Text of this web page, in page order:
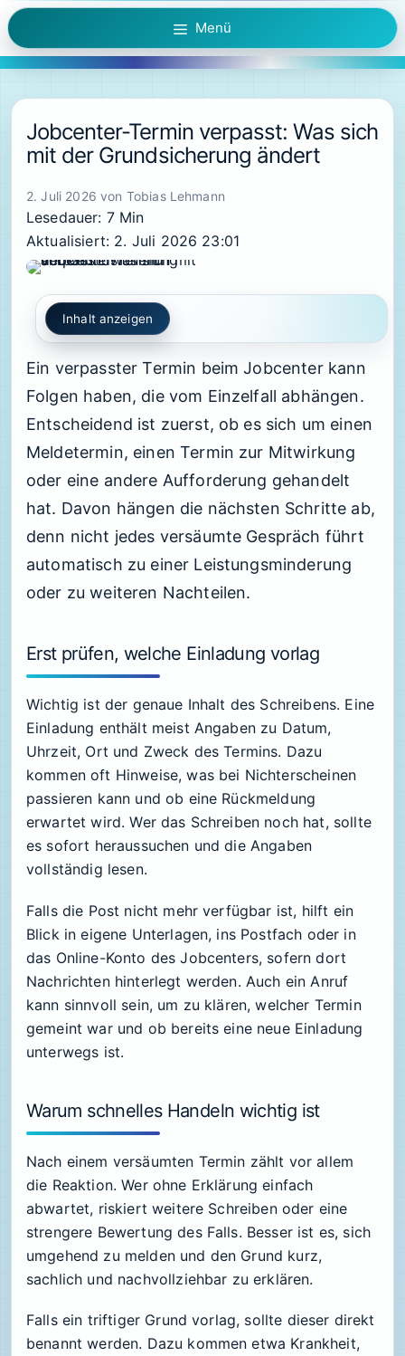
Zum
Inhalt
springen
Menü
Jobcenter-Termin verpasst: Was sich
mit der Grundsicherung ändert
2. Juli 2026 von Tobias Lehmann
Lesedauer: 7 Min
Aktualisiert: 2. Juli 2026 23:01
Inhalt anzeigen
Ein verpasster Termin beim Jobcenter kann
Folgen haben, die vom Einzelfall abhängen.
Entscheidend ist zuerst, ob es sich um einen
Meldetermin, einen Termin zur Mitwirkung
oder eine andere Aufforderung gehandelt
hat. Davon hängen die nächsten Schritte ab,
denn nicht jedes versäumte Gespräch führt
automatisch zu einer Leistungsminderung
oder zu weiteren Nachteilen.
Erst prüfen, welche Einladung vorlag
Wichtig ist der genaue Inhalt des Schreibens. Eine
Einladung enthält meist Angaben zu Datum,
Uhrzeit, Ort und Zweck des Termins. Dazu
kommen oft Hinweise, was bei Nichterscheinen
passieren kann und ob eine Rückmeldung
erwartet wird. Wer das Schreiben noch hat, sollte
es sofort heraussuchen und die Angaben
vollständig lesen.
Falls die Post nicht mehr verfügbar ist, hilft ein
Blick in eigene Unterlagen, ins Postfach oder in
das Online-Konto des Jobcenters, sofern dort
Nachrichten hinterlegt werden. Auch ein Anruf
kann sinnvoll sein, um zu klären, welcher Termin
gemeint war und ob bereits eine neue Einladung
unterwegs ist.
Warum schnelles Handeln wichtig ist
Nach einem versäumten Termin zählt vor allem
die Reaktion. Wer ohne Erklärung einfach
abwartet, riskiert weitere Schreiben oder eine
strengere Bewertung des Falls. Besser ist es, sich
umgehend zu melden und den Grund kurz,
sachlich und nachvollziehbar zu erklären.
Falls ein triftiger Grund vorlag, sollte dieser direkt
benannt werden. Dazu kommen etwa Krankheit,